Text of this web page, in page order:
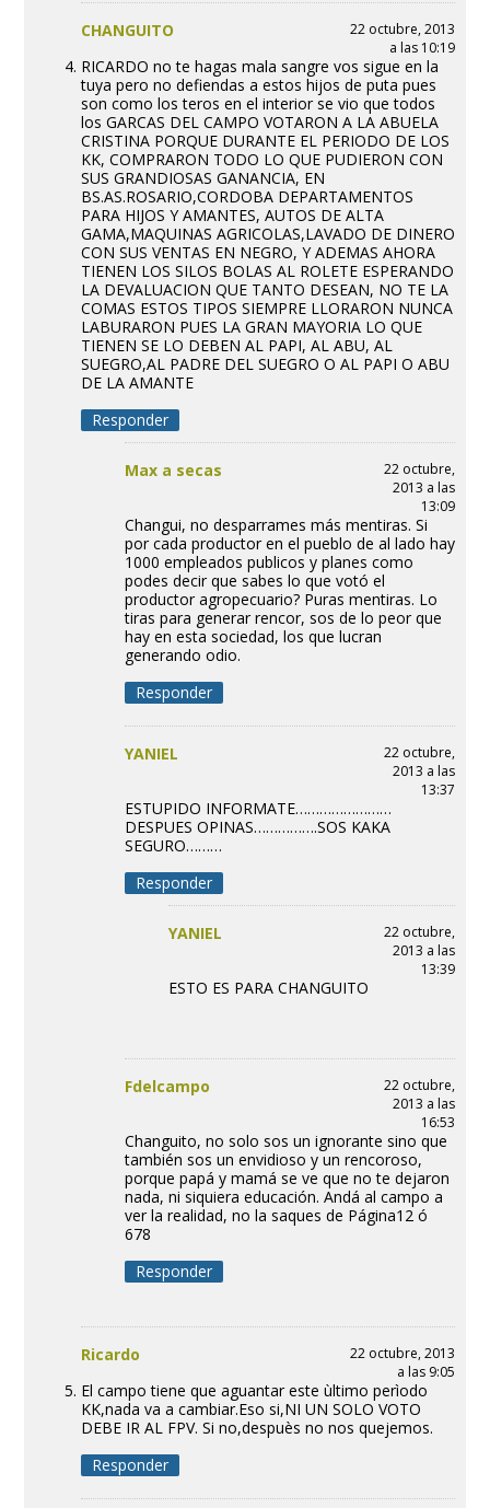
CHANGUITO
22 octubre, 2013
a las 10:19
RICARDO no te hagas mala sangre vos sigue en la
tuya pero no defiendas a estos hijos de puta pues
son como los teros en el interior se vio que todos
los GARCAS DEL CAMPO VOTARON A LA ABUELA
CRISTINA PORQUE DURANTE EL PERIODO DE LOS
KK, COMPRARON TODO LO QUE PUDIERON CON
SUS GRANDIOSAS GANANCIA, EN
BS.AS.ROSARIO,CORDOBA DEPARTAMENTOS
PARA HIJOS Y AMANTES, AUTOS DE ALTA
GAMA,MAQUINAS AGRICOLAS,LAVADO DE DINERO
CON SUS VENTAS EN NEGRO, Y ADEMAS AHORA
TIENEN LOS SILOS BOLAS AL ROLETE ESPERANDO
LA DEVALUACION QUE TANTO DESEAN, NO TE LA
COMAS ESTOS TIPOS SIEMPRE LLORARON NUNCA
LABURARON PUES LA GRAN MAYORIA LO QUE
TIENEN SE LO DEBEN AL PAPI, AL ABU, AL
SUEGRO,AL PADRE DEL SUEGRO O AL PAPI O ABU
DE LA AMANTE
Responder
Max a secas
22 octubre,
2013 a las
13:09
Changui, no desparrames más mentiras. Si
por cada productor en el pueblo de al lado hay
1000 empleados publicos y planes como
podes decir que sabes lo que votó el
productor agropecuario? Puras mentiras. Lo
tiras para generar rencor, sos de lo peor que
hay en esta sociedad, los que lucran
generando odio.
Responder
YANIEL
22 octubre,
2013 a las
13:37
ESTUPIDO INFORMATE……………………
DESPUES OPINAS…………….SOS KAKA
SEGURO………
Responder
YANIEL
22 octubre,
2013 a las
13:39
ESTO ES PARA CHANGUITO
Fdelcampo
22 octubre,
2013 a las
16:53
Changuito, no solo sos un ignorante sino que
también sos un envidioso y un rencoroso,
porque papá y mamá se ve que no te dejaron
nada, ni siquiera educación. Andá al campo a
ver la realidad, no la saques de Página12 ó
678
Responder
Ricardo
22 octubre, 2013
a las 9:05
El campo tiene que aguantar este ùltimo perìodo
KK,nada va a cambiar.Eso si,NI UN SOLO VOTO
DEBE IR AL FPV. Si no,despuès no nos quejemos.
Responder